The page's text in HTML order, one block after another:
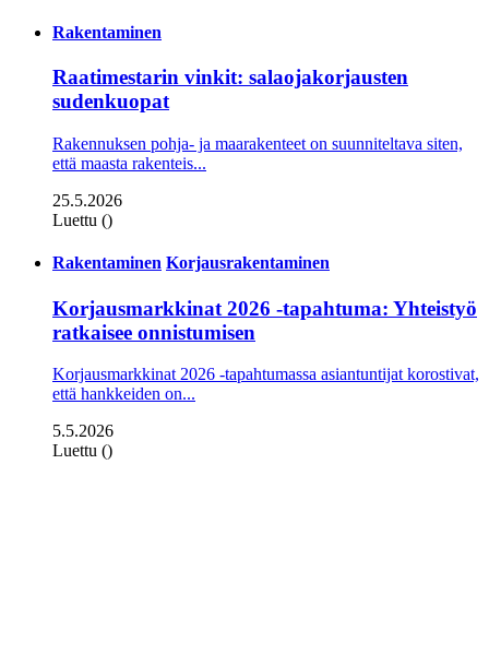
Rakentaminen
Raatimestarin vinkit: salaojakorjausten
sudenkuopat
Rakennuksen pohja- ja maarakenteet on suunniteltava siten,
että maasta rakenteis...
25.5.2026
Luettu ()
Rakentaminen Korjausrakentaminen
Korjausmarkkinat 2026 -tapahtuma: Yhteistyö
ratkaisee onnistumisen
Korjausmarkkinat 2026 -tapahtumassa asiantuntijat korostivat,
että hankkeiden on...
5.5.2026
Luettu ()